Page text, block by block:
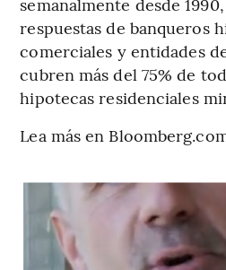
respuestas de banqueros
comerciales y entidades
cubren más del 75% de
hipotecas residenciales
Lea más en